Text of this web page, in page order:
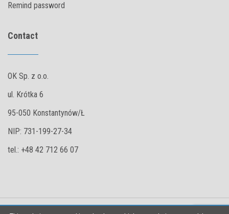
Remind password
Contact
OK Sp. z o.o.
ul. Krótka 6
95-050 Konstantynów/Ł
NIP: 731-199-27-34
tel.: +48 42 712 66 07
Copyright © 2026 All rights reserved.